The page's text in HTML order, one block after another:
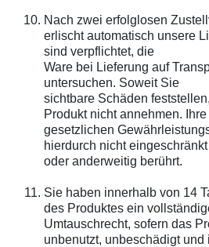
Nach zwei erfolglosen
erlischt automatisch unsere
sind verpflichtet, die
Ware bei Lieferung auf
untersuchen. Soweit Sie
sichtbare Schäden
Produkt nicht annehmen. Ihre
gesetzlichen
hierdurch nicht eingeschränkt
oder anderweitig berührt.
Sie haben innerhalb von 14
des Produktes ein
Umtauschrecht, sofern das
unbenutzt, unbeschädigt und